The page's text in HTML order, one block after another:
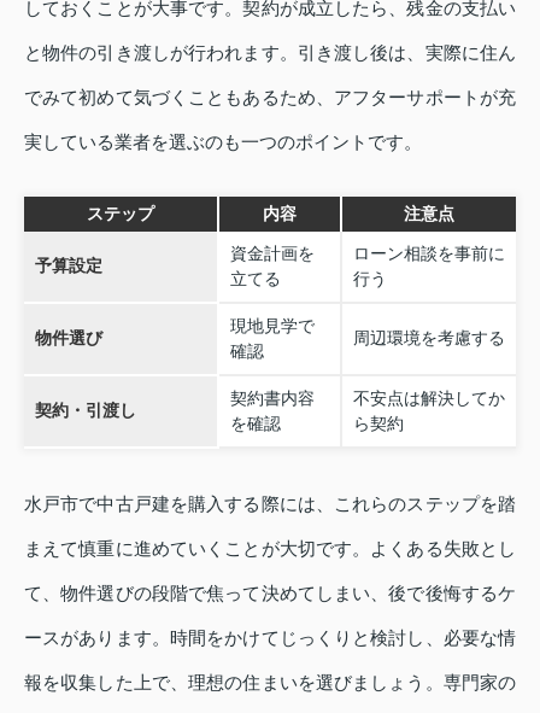
しておくことが大事です。契約が成立したら、残金の支払い
と物件の引き渡しが行われます。引き渡し後は、実際に住ん
でみて初めて気づくこともあるため、アフターサポートが充
実している業者を選ぶのも一つのポイントです。
ステップ 内容 注意点
予算設定
資金計画を
立てる
ローン相談を事前に
行う
物件選び
現地見学で
確認
周辺環境を考慮する
契約・引渡し
契約書内容
を確認
不安点は解決してか
ら契約
水戸市で中古戸建を購入する際には、これらのステップを踏
まえて慎重に進めていくことが大切です。よくある失敗とし
て、物件選びの段階で焦って決めてしまい、後で後悔するケ
ースがあります。時間をかけてじっくりと検討し、必要な情
報を収集した上で、理想の住まいを選びましょう。専門家の